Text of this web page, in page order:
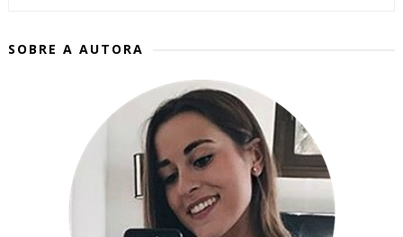
SOBRE A AUTORA